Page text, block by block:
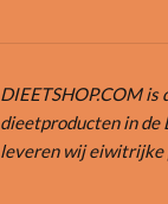
DIEETSHOP.COM
dieetproducten in de
leveren wij eiwitrijke